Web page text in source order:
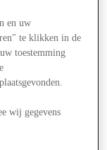
en uw
te klikken in de
toestemming
wij gegevens